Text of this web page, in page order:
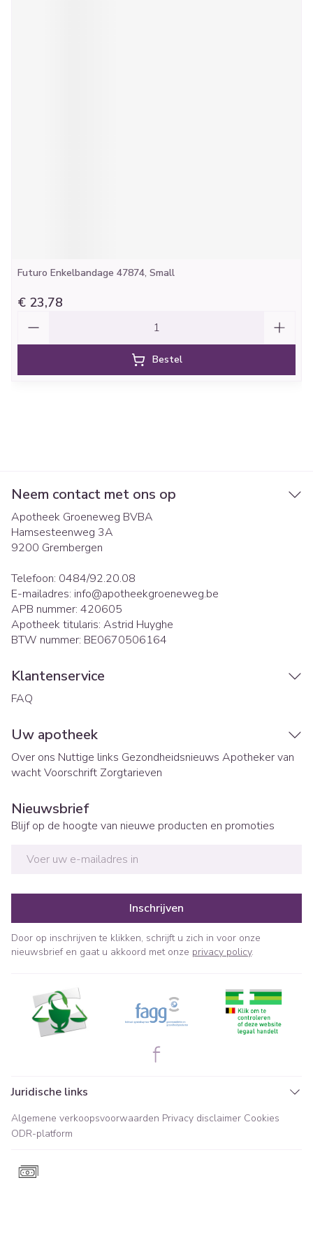
Futuro Enkelbandage 47874, Small
€ 23,78
Bestel
Neem contact met ons op
Apotheek Groeneweg BVBA
Hamsesteenweg 3A
9200 Grembergen
Telefoon: 0484/92.20.08
E-mailadres: info@apotheekgroeneweg.be
APB nummer: 420605
Apotheek titularis: Astrid Huyghe
BTW nummer: BE0670506164
Klantenservice
FAQ
Uw apotheek
Over ons Nuttige links Gezondheidsnieuws Apotheker van
wachtVoorschrift Zorgtarieven
Nieuwsbrief
Blijf op de hoogte van nieuwe producten en promoties
Inschrijven
Door op inschrijven te klikken, schrijft u zich in voor onze
nieuwsbrief en gaat u akkoord met onze privacy policy.
Juridische links
Algemene verkoopsvoorwaarden Privacy disclaimer Cookies
ODR-platform